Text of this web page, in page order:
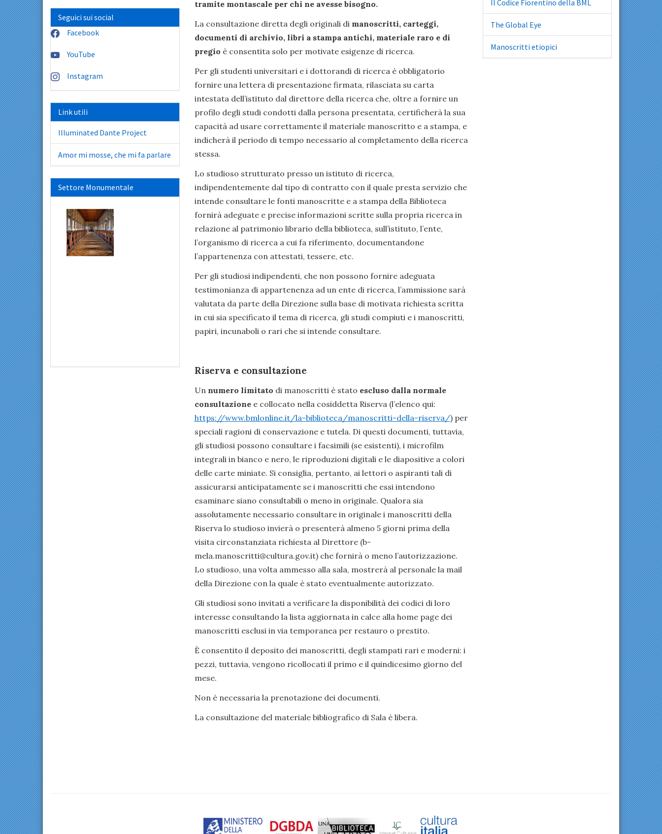
tramite montascale per chi ne avesse bisogno.
La consultazione diretta degli originali dimanoscritti, carteggi,
documenti di archivio, libri a stampa antichi, materiale raro e di
pregio è consentita solo per motivate esigenze di ricerca.
Per gli studenti universitari e i dottorandi di ricerca è obbligatorio
fornire una lettera di presentazione firmata, rilasciata su carta
intestata dell’istituto dal direttore della ricerca che, oltre a fornire un
profilo degli studi condotti dalla persona presentata, certificherà la sua
capacità ad usare correttamente il materiale manoscritto e a stampa, e
indicherà il periodo di tempo necessario al completamento della ricerca
stessa.
Lo studioso strutturato presso un istituto di ricerca,
indipendentemente dal tipo di contratto con il quale presta servizio che
intende consultare le fonti manoscritte e a stampa della Biblioteca
fornirà adeguate e precise informazioni scritte sulla propria ricerca in
relazione al patrimonio librario della biblioteca, sull’istituto, l’ente,
l’organismo di ricerca a cui fa riferimento, documentandone
l’appartenenza con attestati, tessere, etc.
Per gli studiosi indipendenti, che non possono fornire adeguata
testimonianza di appartenenza ad un ente di ricerca, l’ammissione sarà
valutata da parte della Direzione sulla base di motivata richiesta scritta
in cui sia specificato il tema di ricerca, gli studi compiuti e i manoscritti,
papiri, incunaboli o rari che si intende consultare.
Riserva e consultazione
Un numero limitato di manoscritti è stato escluso dalla normale
consultazionee collocato nella cosiddetta Riserva (l’elenco qui:
https://www.bmlonline.it/la-biblioteca/manoscritti-della-riserva/) per
speciali ragioni di conservazione e tutela. Di questi documenti, tuttavia,
gli studiosi possono consultare i facsimili (se esistenti), i microfilm
integrali in bianco e nero, le riproduzioni digitali e le diapositive a colori
delle carte miniate. Si consiglia, pertanto, ai lettori o aspiranti tali di
assicurarsi anticipatamente se i manoscritti che essi intendono
esaminare siano consultabili o meno in originale. Qualora sia
assolutamente necessario consultare in originale i manoscritti della
Riserva lo studioso invierà o presenterà almeno 5 giorni prima della
visita circonstanziata richiesta al Direttore (b-
mela.manoscritti@cultura.gov.it) che fornirà o meno l’autorizzazione.
Lo studioso, una volta ammesso alla sala, mostrerà al personale la mail
della Direzione con la quale è stato eventualmente autorizzato.
Gli studiosi sono invitati a verificare la disponibilità dei codici di loro
interesse consultando la lista aggiornata in calce alla home page dei
manoscritti esclusi in via temporanea per restauro o prestito.
È consentito il deposito dei manoscritti, degli stampati rari e moderni: i
pezzi, tuttavia, vengono ricollocati il primo e il quindicesimo giorno del
mese.
Non è necessaria la prenotazione dei documenti.
La consultazione del materiale bibliografico di Sala è libera.
Seguici sui social
Facebook
YouTube
Instagram
Link utili
Illuminated Dante Project
Amor mi mosse, che mi fa parlare
Settore Monumentale
Il Codice Fiorentino della BML
The Global Eye
Manoscritti etiopici